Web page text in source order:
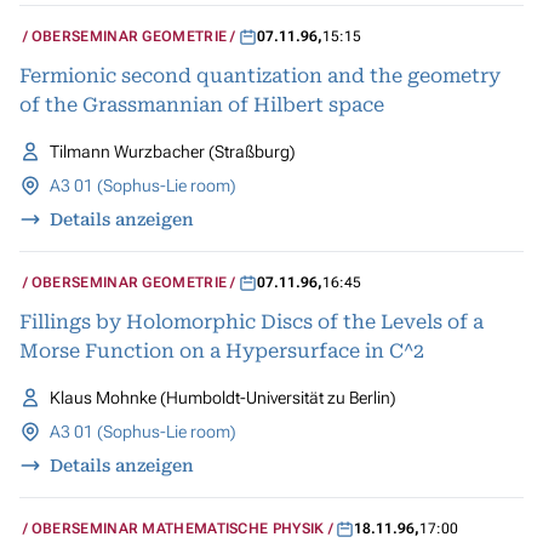
OBERSEMINAR GEOMETRIE 07.11.96,15:15
Fermionic second quantization and the geometry
of the Grassmannian of Hilbert space
Tilmann Wurzbacher (Straßburg)
A3 01 (Sophus-Lie room)
Details anzeigen
OBERSEMINAR GEOMETRIE 07.11.96,16:45
Fillings by Holomorphic Discs of the Levels of a
Morse Function on a Hypersurface in C^2
Klaus Mohnke (Humboldt-Universität zu Berlin)
A3 01 (Sophus-Lie room)
Details anzeigen
OBERSEMINAR MATHEMATISCHE PHYSIK 18.11.96,17:00